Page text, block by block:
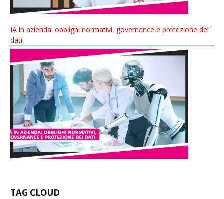
IA in azienda: obblighi normativi, governance e protezione dei
dati
TAG CLOUD